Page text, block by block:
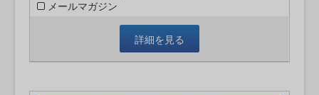
メールマガジン
詳細を見る